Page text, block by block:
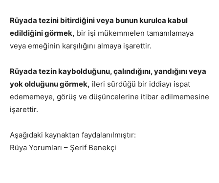
Rüyada tezini bitirdiğini veya bunun kurulca kabul
edildiğini görmek, bir işi mükemmelen tamamlamaya
veya emeğinin karşılığını almaya işarettir.
Rüyada tezin kaybolduğunu, çalındığını, yandığını veya
yok olduğunu görmek, ileri sürdüğü bir iddiayı ispat
edememeye, görüş ve düşüncelerine itibar edilmemesine
işarettir.
Aşağıdaki kaynaktan faydalanılmıştır:
Rüya Yorumları – Şerif Benekçi